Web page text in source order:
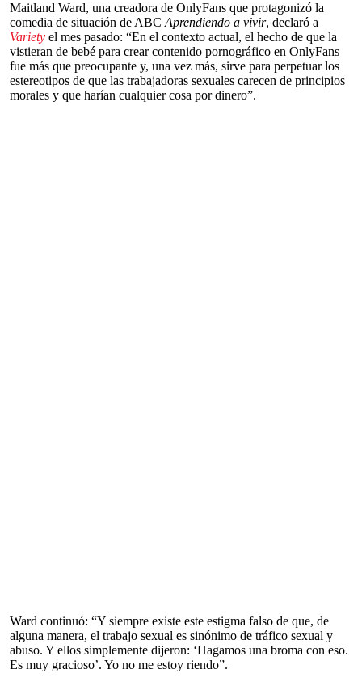
Maitland Ward, una creadora de OnlyFans que protagonizó la
comedia de situación de ABCAprendiendo a vivir, declaró a
Variety el mes pasado: “En el contexto actual, el hecho de que la
vistieran de bebé para crear contenido pornográfico en OnlyFans
fue más que preocupante y, una vez más, sirve para perpetuar los
estereotipos de que las trabajadoras sexuales carecen de principios
morales y que harían cualquier cosa por dinero”.
Ward continuó: “Y siempre existe este estigma falso de que, de
alguna manera, el trabajo sexual es sinónimo de tráfico sexual y
abuso. Y ellos simplemente dijeron: ‘Hagamos una broma con eso.
Es muy gracioso’. Yo no me estoy riendo”.